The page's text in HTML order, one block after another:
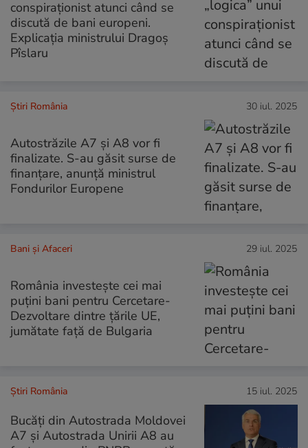
conspiraționist atunci când se
discută de bani europeni.
Explicația ministrului Dragoș
Pîslaru
Știri România 30 iul. 2025
Autostrăzile A7 și A8 vor fi
finalizate. S-au găsit surse de
finanțare, anunță ministrul
Fondurilor Europene
Bani și Afaceri 29 iul. 2025
România investește cei mai
puțini bani pentru Cercetare-
Dezvoltare dintre țările UE,
jumătate față de Bulgaria
Știri România 15 iul. 2025
Bucăți din Autostrada Moldovei
A7 și Autostrada Unirii A8 au